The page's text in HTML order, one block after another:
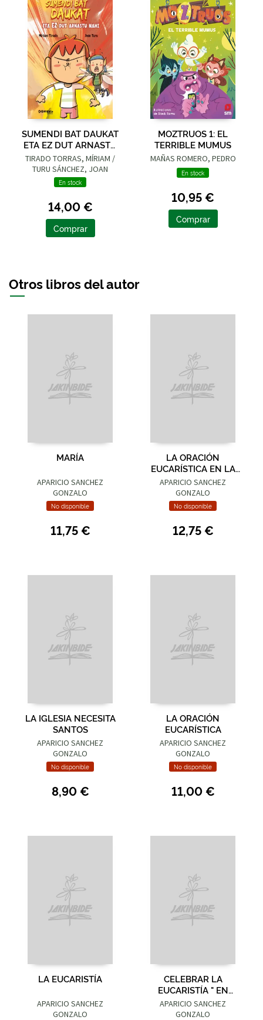
SUMENDI BAT DAUKAT
ETA EZ DUT ARNASTU
NAHI
TIRADO TORRAS, MÍRIAM /
TURU SÁNCHEZ, JOAN
En stock
14,00 €
Comprar
MOZTRUOS 1: EL
TERRIBLE MUMUS
MAÑAS ROMERO, PEDRO
En stock
10,95 €
Comprar
Otros libros del autor
MARÍA
APARICIO SANCHEZ
GONZALO
No disponible
11,75 €
LA ORACIÓN
EUCARÍSTICA EN LA
VIDA SACERDOTAL
APARICIO SANCHEZ
GONZALO
No disponible
12,75 €
LA IGLESIA NECESITA
SANTOS
APARICIO SANCHEZ
GONZALO
No disponible
8,90 €
LA ORACIÓN
EUCARÍSTICA
APARICIO SANCHEZ
GONZALO
No disponible
11,00 €
LA EUCARISTÍA
APARICIO SANCHEZ
GONZALO
CELEBRAR LA
EUCARISTÍA " EN
ESPÍRITU Y EN VERDAD
"
APARICIO SANCHEZ
GONZALO